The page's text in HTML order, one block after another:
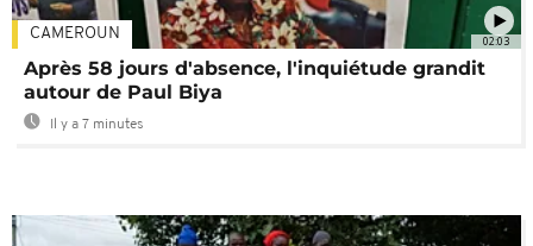
02:03
CAMEROUN
Après 58 jours d'absence, l'inquiétude grandit
autour de Paul Biya
Il y a 7 minutes